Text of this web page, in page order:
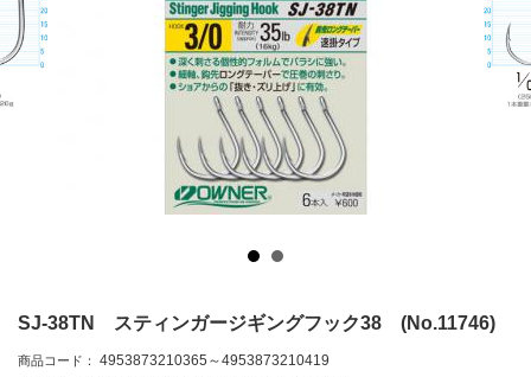
SJ-38TN スティンガージギングフック38 (No.11746)
商品コード： 4953873210365～4953873210419